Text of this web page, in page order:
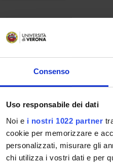
Consenso
Uso responsabile dei dati
Noi e i nostri 1022 partner
cookie per memorizzare e
personalizzati, misurare gli
chi utilizza i vostri dati e per